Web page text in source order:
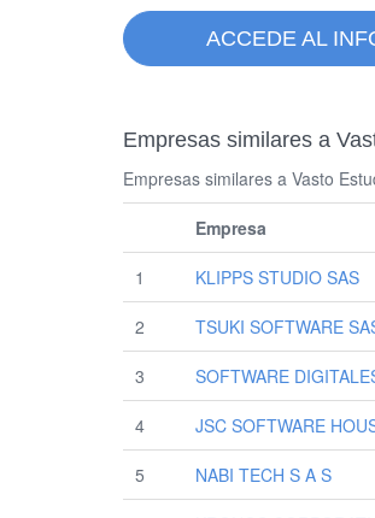
ACCEDE AL
Empresas similares a
Empresas similares a Vasto
Empresa
1 KLIPPS STUDIO SAS
2 TSUKI SOFTWARE
3 SOFTWARE
4 JSC SOFTWARE
5 NABI TECH S A S